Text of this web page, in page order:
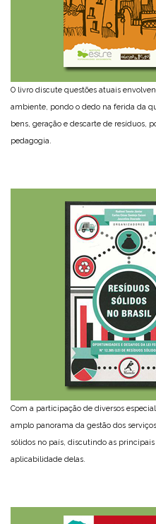
O livro discute questões atuais
ambiente, pondo o dedo na ferida da
bens, geração e descarte de resíduos,
pedagogia.
Com a participação de diversos
amplo panorama da gestão dos
sólidos no país, discutindo as
aplicabilidade delas.